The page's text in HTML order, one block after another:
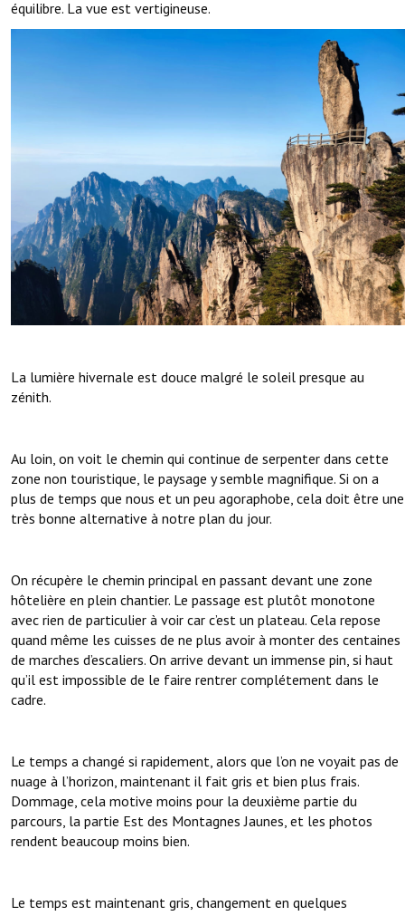
équilibre. La vue est vertigineuse.
La lumière hivernale est douce malgré le soleil presque au
zénith.
Au loin, on voit le chemin qui continue de serpenter dans cette
zone non touristique, le paysage y semble magnifique. Si on a
plus de temps que nous et un peu agoraphobe, cela doit être une
très bonne alternative à notre plan du jour.
On récupère le chemin principal en passant devant une zone
hôtelière en plein chantier. Le passage est plutôt monotone
avec rien de particulier à voir car c’est un plateau. Cela repose
quand même les cuisses de ne plus avoir à monter des centaines
de marches d’escaliers. On arrive devant un immense pin, si haut
qu’il est impossible de le faire rentrer complétement dans le
cadre.
Le temps a changé si rapidement, alors que l’on ne voyait pas de
nuage à l’horizon, maintenant il fait gris et bien plus frais.
Dommage, cela motive moins pour la deuxième partie du
parcours, la partie Est des Montagnes Jaunes, et les photos
rendent beaucoup moins bien.
Le temps est maintenant gris, changement en quelques